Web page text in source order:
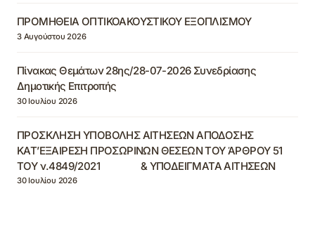
ΠΡΟΜΗΘΕΙΑ ΟΠΤΙΚΟΑΚΟΥΣΤΙΚΟΥ ΕΞΟΠΛΙΣΜΟΥ
3 Αυγούστου 2026
Πίνακας Θεμάτων 28ης/28-07-2026 Συνεδρίασης
Δημοτικής Επιτροπής
30 Ιουλίου 2026
ΠΡΟΣΚΛΗΣΗ ΥΠΟΒΟΛΗΣ ΑΙΤΗΣΕΩΝ ΑΠΟΔΟΣΗΣ
ΚΑΤ’ΕΞΑΙΡΕΣΗ ΠΡΟΣΩΡΙΝΩΝ ΘΕΣΕΩΝ ΤΟΥ ΆΡΘΡΟΥ 51
ΤΟΥ ν.4849/2021 & ΥΠΟΔΕΙΓΜΑΤΑ ΑΙΤΗΣΕΩΝ
30 Ιουλίου 2026